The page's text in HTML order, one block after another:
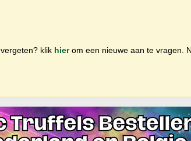
klik hierom een nieuwe aan te vragen.